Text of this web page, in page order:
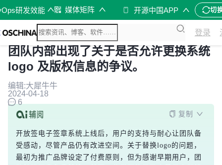
研发效能 媒体矩阵 开源中国APP 切
登录
团队内部出现了关于是否允许更换系统
logo 及版权信息的争议。
编辑:大犀牛牛
2024-04-18
6
复制
开放签电子签章系统上线后，用户的支持与耐心让团队备
受感动，尽管产品仍有改进空间。关于替换logo的问题，
最初为推广品牌设定了付费原则，但为感谢早期用户，团